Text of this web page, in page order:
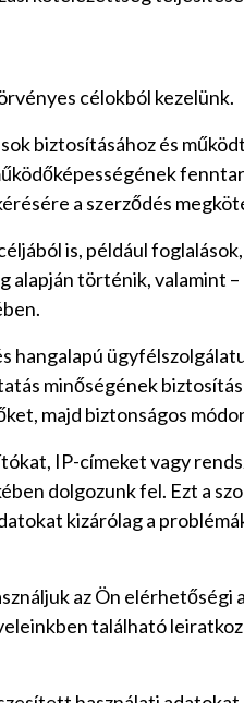
célokból kezelünk.
biztosításához és
a szerződés
is, például
történik, valamint
minőségének
majd biztonságos
IP-címeket vagy
dolgozunk fel. Ezt a
kizárólag a
az Ön
található